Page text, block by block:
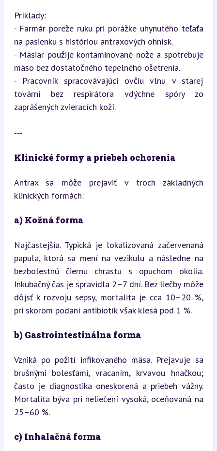
Príklady:
- Farmár poreže ruku pri porážke uhynutého teľaťa
na pasienku s históriou antraxových ohnísk.
- Mäsiar použije kontaminované nože a spotrebuje
mäso bez dostatočného tepelného ošetrenia.
- Pracovník spracovávajúci ovčiu vlnu v starej
továrni bez respirátora vdýchne spóry zo
zaprášených zvieracích koží.
---
Klinické formy a priebeh ochorenia
Antrax sa môže prejaviť v troch základných
klinických formách:
a) Kožná forma
Najčastejšia. Typická je lokalizovaná začervenaná
papula, ktorá sa mení na vezikulu a následne na
bezbolestnú čiernu chrastu s opuchom okolia.
Inkubačný čas je spravidla 2–7 dní. Bez liečby môže
dôjsť k rozvoju sepsy, mortalita je cca 10–20 %,
pri skorom podaní antibiotík však klesá pod 1 %.
b) Gastrointestinálna forma
Vzniká po požití infikovaného mäsa. Prejavuje sa
brušnými bolesťami, vracaním, krvavou hnačkou;
často je diagnostika oneskorená a priebeh vážny.
Mortalita býva pri neliečení vysoká, oceňovaná na
25–60 %.
c) Inhalačná forma